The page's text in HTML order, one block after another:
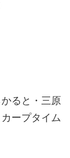
ると・三原
ープタイム